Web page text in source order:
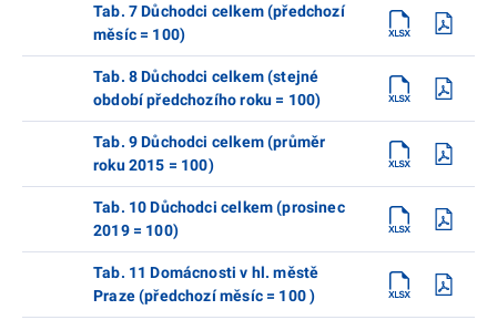
Tab. 7 Důchodci celkem (předchozí
měsíc = 100)
Tab. 8 Důchodci celkem (stejné
období předchozího roku = 100)
Tab. 9 Důchodci celkem (průměr
roku 2015 = 100)
Tab. 10 Důchodci celkem (prosinec
2019 = 100)
Tab. 11 Domácnosti v hl. městě
Praze (předchozí měsíc = 100 )